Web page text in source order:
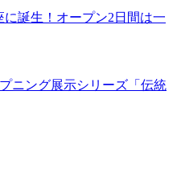
誕⽣！オープン2⽇間は⼀
ニング展示シリーズ「伝統